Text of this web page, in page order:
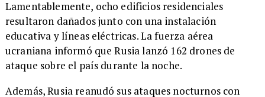
Lamentablemente, ocho edificios residenciales
resultaron dañados junto con una instalación
educativa y líneas eléctricas. La fuerza aérea
ucraniana informó que Rusia lanzó 162 drones de
ataque sobre el país durante la noche.
Además, Rusia reanudó sus ataques nocturnos con